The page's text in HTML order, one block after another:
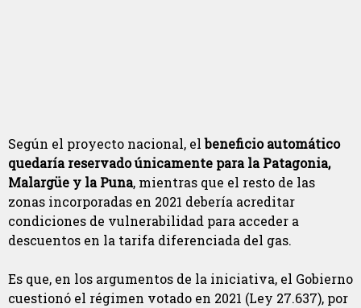
Según el proyecto nacional, elbeneficio automático
quedaría reservado únicamente para la Patagonia,
Malargüe y la Puna, mientras que el resto de las
zonas incorporadas en 2021 debería acreditar
condiciones de vulnerabilidad para acceder a
descuentos en la tarifa diferenciada del gas.
Es que, en los argumentos de la iniciativa, el Gobierno
cuestionó el régimen votado en 2021 (Ley 27.637), por